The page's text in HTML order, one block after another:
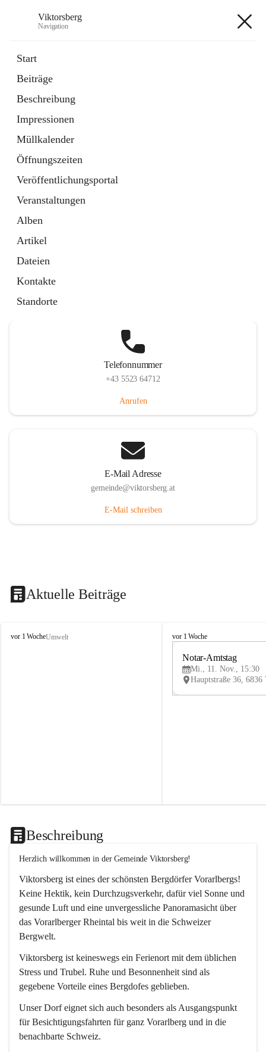
Viktorsberg
Navigation
Start
Beiträge
Beschreibung
Impressionen
Müllkalender
Öffnungszeiten
Veröffentlichungsportal
Veranstaltungen
Alben
Artikel
Dateien
Kontakte
Standorte
1 Schnellzugriff
Bürgerservice
10 Schnellzugriffe
Telefonnummer
+43 5523 64712
Anrufen
E-Mail Adresse
gemeinde@viktorsberg.at
E-Mail schreiben
Aktuelle Beiträge
V
vor 1 WocheUmwelt
V
vor 1 Woche
Notar-Amtstag
Mi., 11. Nov., 15:30
Beschreibung
Herzlich willkommen in der Gemeinde Viktorsberg!
Viktorsberg ist eines der schönsten Bergdörfer Vorarlbergs!
Keine Hektik, kein Durchzugsverkehr, dafür viel Sonne und
gesunde Luft und eine unvergessliche Panoramasicht über
das Vorarlberger Rheintal bis weit in die Schweizer
Bergwelt.
Viktorsberg ist keineswegs ein Ferienort mit dem üblichen
Stress und Trubel. Ruhe und Besonnenheit sind als
gegebene Vorteile eines Bergdofes geblieben.
Unser Dorf eignet sich auch besonders als Ausgangspunkt
für Besichtigungsfahrten für ganz Vorarlberg und in die
benachbarte Schweiz.